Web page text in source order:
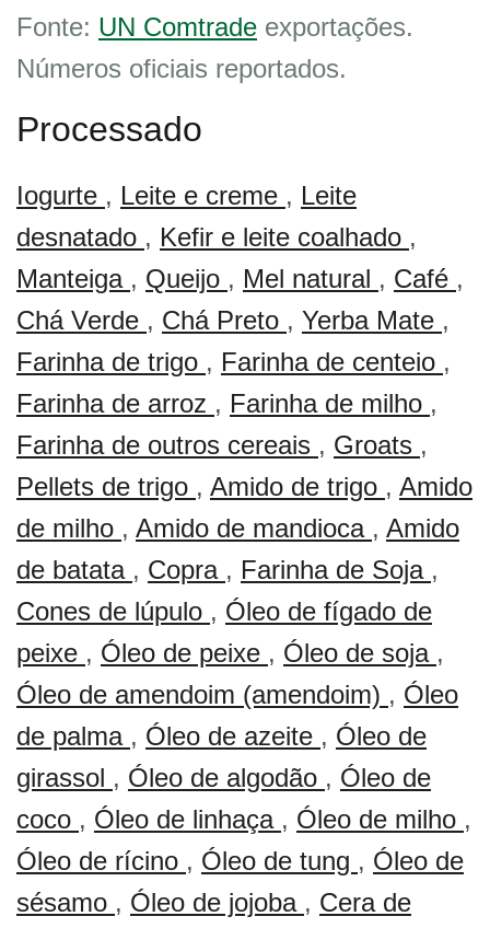
Fonte: UN Comtrade exportações.
Números oficiais reportados.
Processado
Iogurte , Leite e creme , Leite
desnatado , Kefir e leite coalhado ,
Manteiga , Queijo , Mel natural , Café ,
Chá Verde , Chá Preto , Yerba Mate ,
Farinha de trigo , Farinha de centeio ,
Farinha de arroz , Farinha de milho ,
Farinha de outros cereais , Groats ,
Pellets de trigo , Amido de trigo , Amido
de milho , Amido de mandioca , Amido
de batata , Copra , Farinha de Soja ,
Cones de lúpulo , Óleo de fígado de
peixe , Óleo de peixe , Óleo de soja ,
Óleo de amendoim (amendoim) , Óleo
de palma , Óleo de azeite , Óleo de
girassol , Óleo de algodão , Óleo de
coco , Óleo de linhaça , Óleo de milho ,
Óleo de rícino , Óleo de tung , Óleo de
sésamo , Óleo de jojoba , Cera de